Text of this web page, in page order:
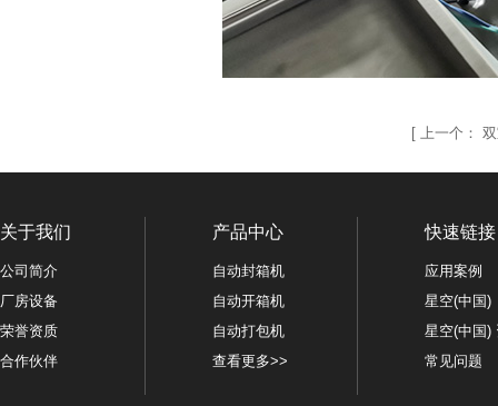
[ 上一个：
关于我们
公司简介
厂房设备
荣誉资质
合作伙伴
产品中心
自动封箱机
自动开箱机
自动打包机
查看更多>>
快速链接
应用案例
星空(中国)
星空(中国)
常见问题